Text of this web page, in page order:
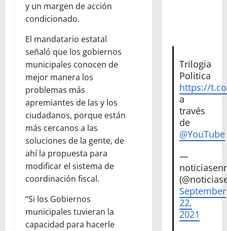
y un margen de acción
condicionado.
El mandatario estatal
señaló que los gobiernos
municipales conocen de
mejor manera los
problemas más
apremiantes de las y los
ciudadanos, porque están
más cercanos a las
soluciones de la gente, de
ahí la propuesta para
modificar el sistema de
coordinación fiscal.
“Si los Gobiernos
municipales tuvieran la
capacidad para hacerle
Trilogia
Politica
https://
a
través
de
@YouTube
—
September
22,
2021